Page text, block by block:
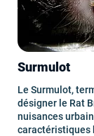
Surmulot
Le Surmulot,
désigner le Rat
nuisances
caractéristiques